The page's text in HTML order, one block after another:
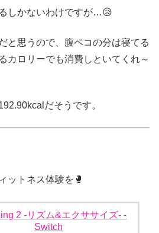
しかないわけですが…😥
と思うので、腹ペコの分は寝てる
カロリーでも消費しといてくれ～
だそうです。
ットネス体験を🥊
2 -リズム&エクササイズ- -
Switch